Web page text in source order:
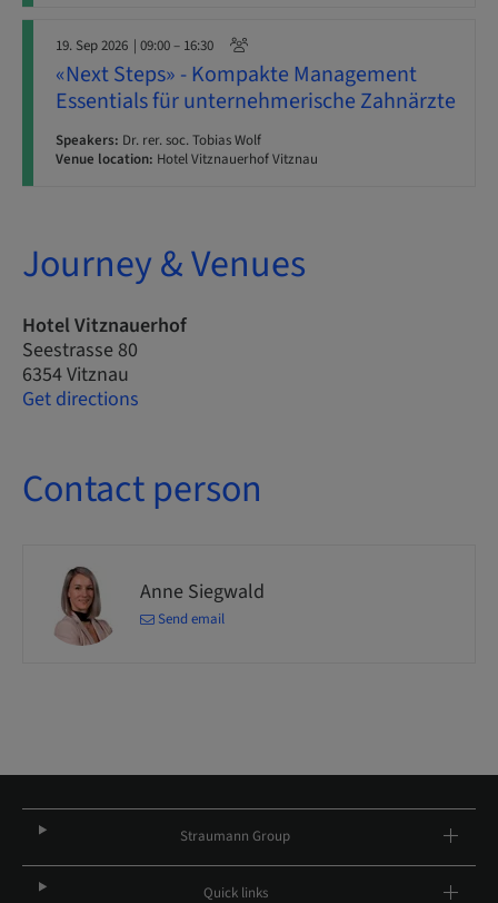
19. Sep 2026 | 09:00 – 16:30
«Next Steps» - Kompakte Management
Essentials für unternehmerische Zahnärzte
Speakers: Dr. rer. soc. Tobias Wolf
Venue location: Hotel Vitznauerhof Vitznau
Journey & Venues
Hotel Vitznauerhof
Seestrasse 80
6354 Vitznau
Get directions
Contact person
Anne Siegwald
Send email
Straumann Group
Quick links